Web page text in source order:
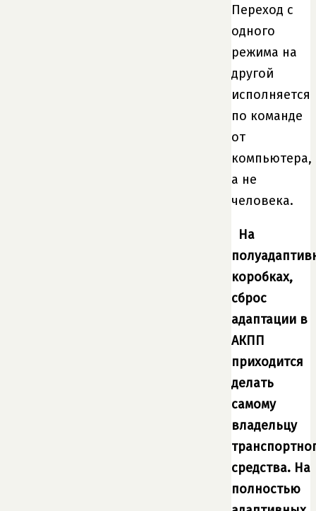
Переход с
одного
режима на
другой
исполняется
по команде
от
компьютера,
а не
человека.
На
коробках,
сброс
адаптации в
АКПП
приходится
делать
самому
владельцу
средства. На
полностью